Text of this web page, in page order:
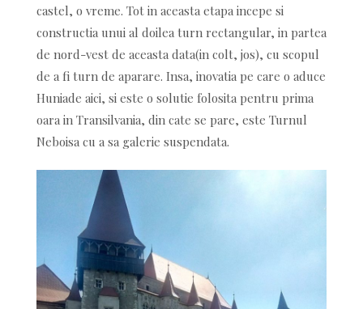
castel, o vreme. Tot in aceasta etapa incepe si
constructia unui al doilea turn rectangular, in partea
de nord-vest de aceasta data(in colt, jos), cu scopul
de a fi turn de aparare. Insa, inovatia pe care o aduce
Huniade aici, si este o solutie folosita pentru prima
oara in Transilvania, din cate se pare, este Turnul
Neboisa cu a sa galerie suspendata.